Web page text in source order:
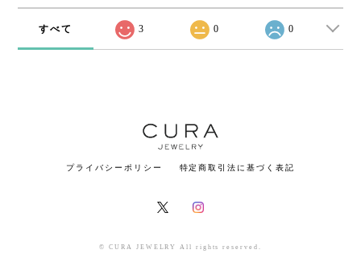
すべて 3 0 0
プライバシーポリシー 特定商取引法に基づく表記
© CURA JEWELRY All rights reserved.